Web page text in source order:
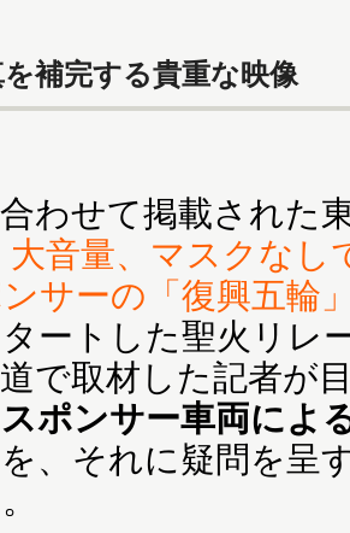
補完する貴重な映像
わせて掲載された
大音量、マスクな
サーの「復興五輪
ートした聖火リレ
で取材した記者が
ポンサー車両によ
、それに疑問を呈